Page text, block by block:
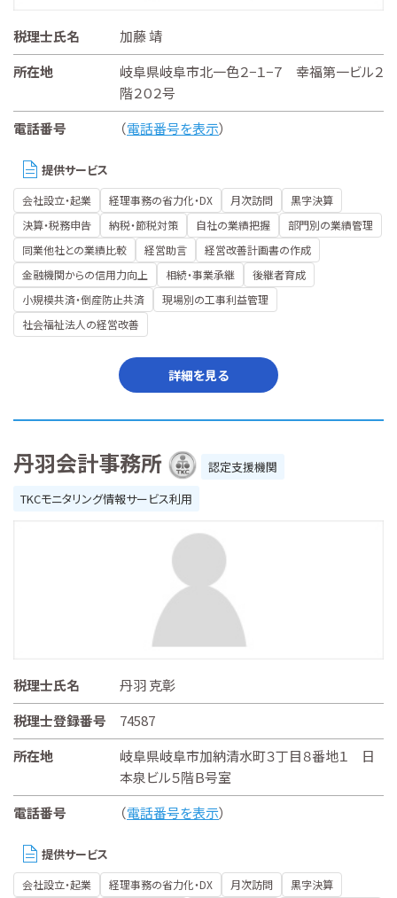
税理士氏名
加藤 靖
所在地
岐阜県岐阜市北一色２−１−７ 幸福第一ビル２
階２０２号
電話番号
（電話番号を表示）
提供サービス
会社設立・起業 経理事務の省力化・DX 月次訪問
黒字決算
決算・税務申告
納税・節税対策 自社の業績把握
部門別の業績管理
同業他社との業績比較
経営助言
経営改善計画書の作成
金融機関からの信用力向上
相続・事業承継
後継者育成
小規模共済・倒産防止共済
現場別の工事利益管理
社会福祉法人の経営改善
詳細を見る
丹羽会計事務所
認定支援機関
TKCモニタリング情報サービス利用
税理士氏名
丹羽 克彰
税理士登録番号
74587
所在地
岐阜県岐阜市加納清水町３丁目８番地１ 日
本泉ビル５階Ｂ号室
電話番号
（電話番号を表示）
提供サービス
会社設立・起業 経理事務の省力化・DX 月次訪問
黒字決算